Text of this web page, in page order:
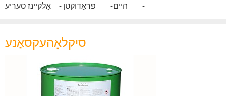
היים פּראָדוקטן אַלקיינז סעריע
סיקלאָהעקסאַנע